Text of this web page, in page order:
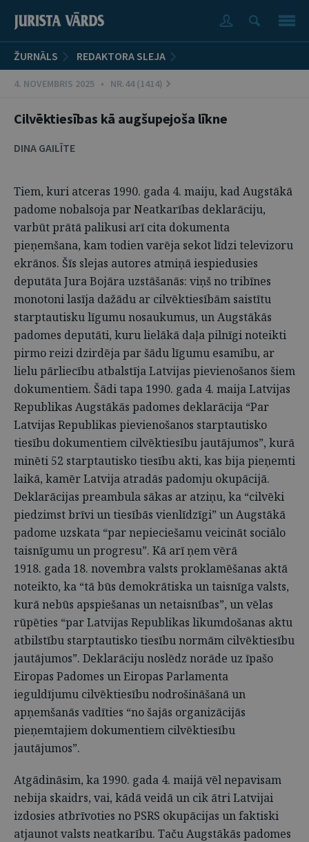
ŽURNĀLS REDAKTORA SLEJA
4. NOVEMBRIS 2025 • NR.44 (1414)
Cilvēktiesības kā augšupejoša līkne
DINA GAILĪTE
Tiem, kuri atceras 1990. gada 4. maiju, kad Augstākā
padome nobalsoja par Neatkarības deklarāciju,
varbūt prātā palikusi arī cita dokumenta
pieņemšana, kam todien varēja sekot līdzi televizoru
ekrānos. Šīs slejas autores atmiņā iespiedusies
deputāta Jura Bojāra uzstāšanās: viņš no tribīnes
monotoni lasīja dažādu ar cilvēktiesībām saistītu
starptautisku līgumu nosaukumus, un Augstākās
padomes deputāti, kuru lielākā daļa pilnīgi noteikti
pirmo reizi dzirdēja par šādu līgumu esamību, ar
lielu pārliecību atbalstīja Latvijas pievienošanos šiem
dokumentiem. Šādi tapa 1990. gada 4. maija Latvijas
Republikas Augstākās padomes deklarācija “Par
Latvijas Republikas pievienošanos starptautisko
tiesību dokumentiem cilvēktiesību jautājumos”, kurā
minēti 52 starptautisko tiesību akti, kas bija pieņemti
laikā, kamēr Latvija atradās padomju okupācijā.
Deklarācijas preambula sākas ar atziņu, ka “cilvēki
piedzimst brīvi un tiesībās vienlīdzīgi” un Augstākā
padome uzskata “par nepieciešamu veicināt sociālo
taisnīgumu un progresu”. Kā arī ņem vērā
1918. gada 18. novembra valsts proklamēšanas aktā
noteikto, ka “tā būs demokrātiska un taisnīga valsts,
kurā nebūs apspiešanas un netaisnības”, un vēlas
rūpēties “par Latvijas Republikas likumdošanas aktu
atbilstību starptautisko tiesību normām cilvēktiesību
jautājumos”. Deklarāciju noslēdz norāde uz īpašo
Eiropas Padomes un Eiropas Parlamenta
ieguldījumu cilvēktiesību nodrošināšanā un
apņemšanās vadīties “no šajās organizācijās
pieņemtajiem dokumentiem cilvēktiesību
jautājumos”.
Atgādināsim, ka 1990. gada 4. maijā vēl nepavisam
nebija skaidrs, vai, kādā veidā un cik ātri Latvijai
izdosies atbrīvoties no PSRS okupācijas un faktiski
atjaunot valsts neatkarību. Taču Augstākās padomes